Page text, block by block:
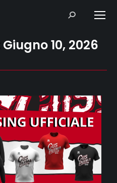
Search:
Giugno 10, 2026